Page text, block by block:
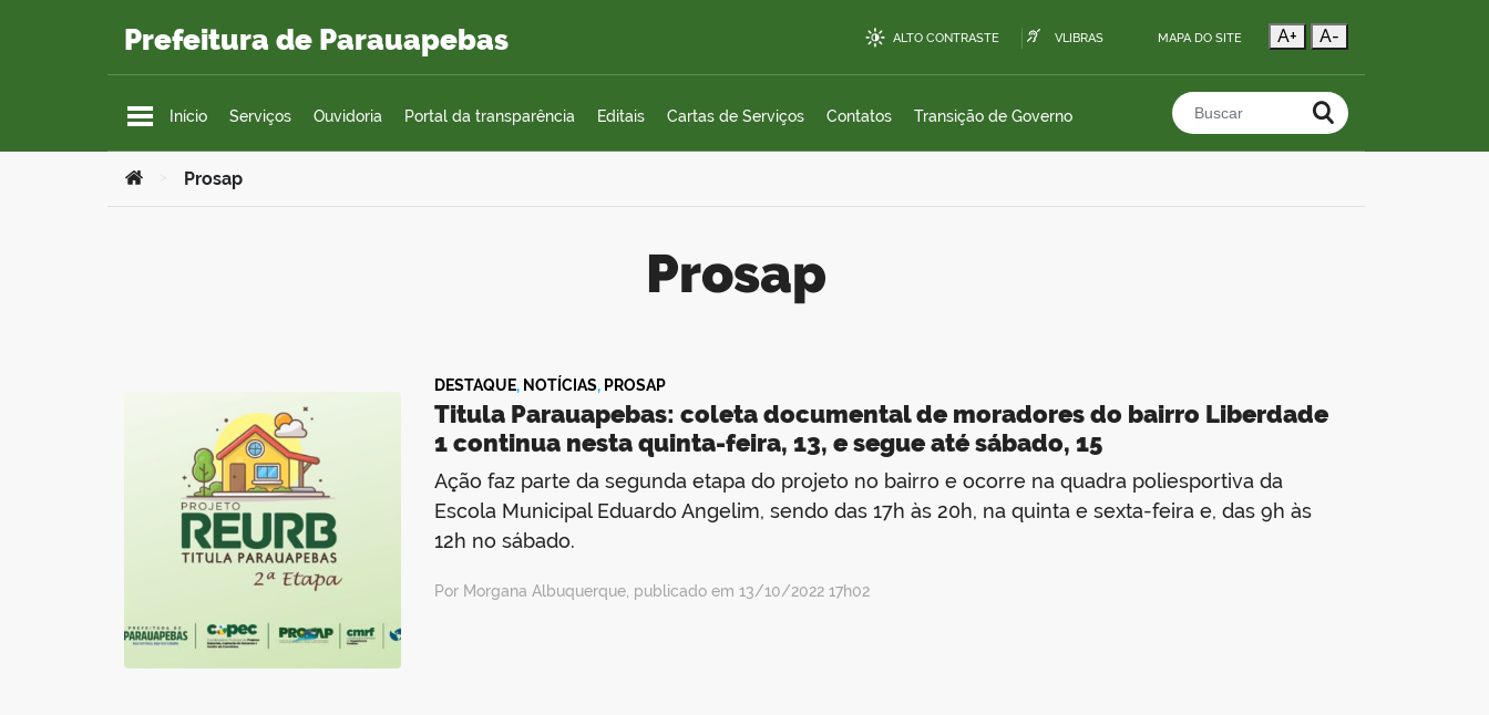
Prefeitura de Parauapebas ALTO CONTRASTE VLIBRAS MAPA DO SITE A+ A-
Início Serviços Ouvidoria Portal da transparência Editais Cartas de Serviços Contatos Transição de Governo Buscar no portal
Você está aqui:
Prosap
Prosap
DESTAQUE, NOTÍCIAS, PROSAP
Titula Parauapebas: coleta documental de moradores do bairro Liberdade
1 continua nesta quinta-feira, 13, e segue até sábado, 15
Ação faz parte da segunda etapa do projeto no bairro e ocorre na quadra poliesportiva da
Escola Municipal Eduardo Angelim, sendo das 17h às 20h, na quinta e sexta-feira e, das 9h às
12h no sábado.
Por Morgana Albuquerque, publicado em 13/10/2022 17h02